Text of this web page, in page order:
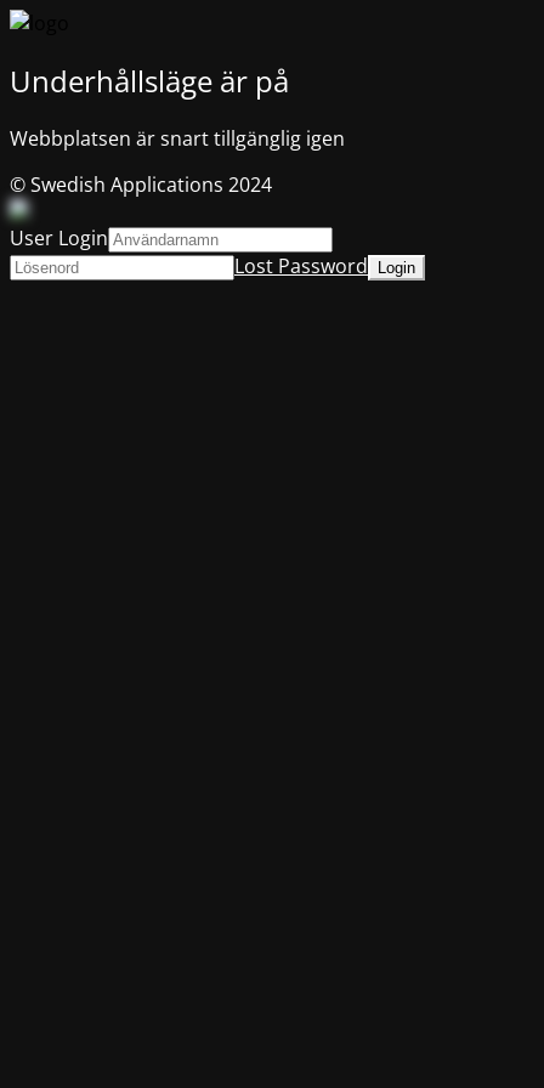
Underhållsläge är på
Webbplatsen är snart tillgänglig igen
© Swedish Applications 2024
User Login
Lost Password